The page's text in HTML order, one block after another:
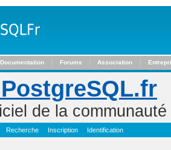
Documentation Forums Association
de la
Recherche Inscription Identification